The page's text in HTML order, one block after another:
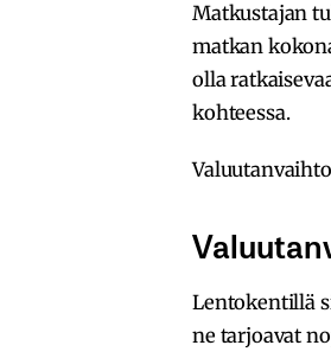
Matkustajan
matkan
olla
kohteessa.
Lentokentillä
ne tarjoavat